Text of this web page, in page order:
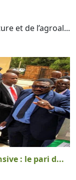
et de l’agroal...
: le pari d...